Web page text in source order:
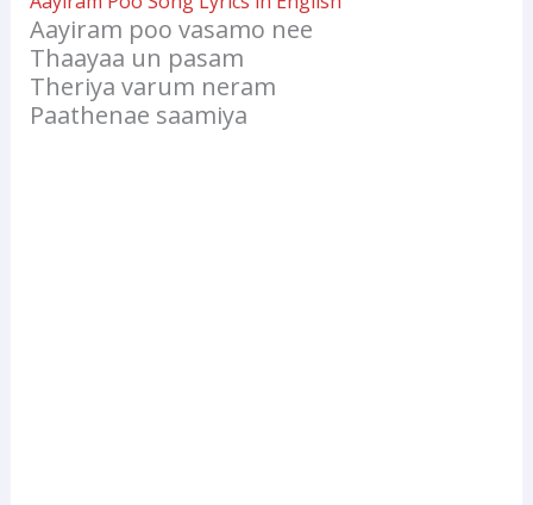
Aayiram poo vasamo nee
Thaayaa un pasam
Theriya varum neram
Paathenae saamiya